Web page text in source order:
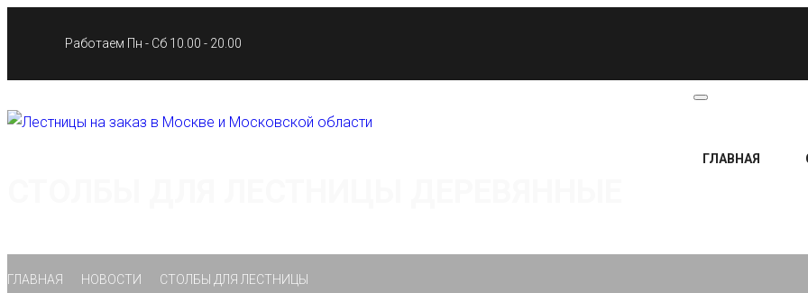
Работаем Пн - Сб 10.00 - 20.00
ГЛАВНАЯ
ГЛАВНАЯ НОВОСТИ СТОЛБЫ ДЛЯ ЛЕСТНИЦЫ